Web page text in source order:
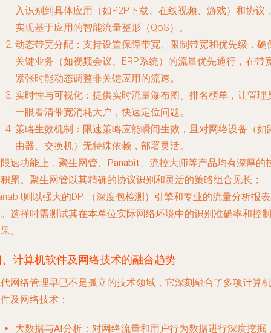
入识别到具体应用（如P2P下载、在线视频、游戏）和协议
实现基于应用的智能流量整形（QoS）。
动态带宽分配 ：支持设置保障带宽、限制带宽和优先级，确
关键业务（如视频会议、ERP系统）的流量优先通行，在带
紧张时能动态调整非关键应用的流速。
实时性与可视化 ：提供实时流量瀑布图、排名榜单，让管理
一眼看清带宽消耗大户，快速定位问题。
策略生效机制 ：限速策略应能瞬间生效，且对网络设备（如
由器、交换机）无特殊依赖，部署灵活。
速功能上， 聚生网管、Panabit、流控大师等产品均有深厚的
累。聚生网管以其精确的协议识别和灵活的策略组合见长；
则以强大的DPI（深度包检测）引擎和专业的流量分析报
选择时需测试其在本单位实际网络环境中的识别准确率和控制
。
计算机软件及网络技术的融合趋势
网络管理早已不是孤立的技术领域，它深刻融合了多项计算机
及网络技术：
大数据与AI分析 ：对网络流量和用户行为数据进行深度挖掘